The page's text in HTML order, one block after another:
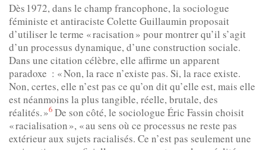
Dès 1972, dans le champ francophone, la sociologue
féministe et antiraciste Colette Guillaumin proposait
d’utiliser le terme « racisation » pour montrer qu’il s’agit
d’un processus dynamique, d’une construction sociale.
Dans une citation célèbre, elle affirme un apparent
paradoxe : « Non, la race n’existe pas. Si, la race existe.
Non, certes, elle n’est pas ce qu’on dit qu’elle est, mais elle
est néanmoins la plus tangible, réelle, brutale, des
réalités. »6 De son côté, le sociologue Éric Fassin choisit
« racialisation », « au sens où ce processus ne reste pas
extérieur aux sujets racialisés. Ce n’est pas seulement une